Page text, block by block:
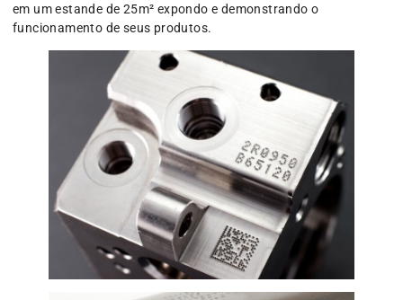
em um estande de 25m² expondo e demonstrando o
funcionamento de seus produtos.